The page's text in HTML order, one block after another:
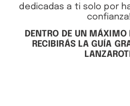
dedicadas a ti solo por
DENTRO DE UN MÁXIMO
RECIBIRÁS LA GUÍA